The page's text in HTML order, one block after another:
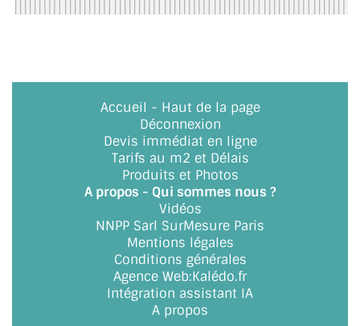
SYSTÈMES PIVOTANTS
SYSTÈMES COULISSANTS
LE CATALOGUE ACCESSOIRES
(STROMBINOSCOPE)
ACCESSOIRES EN PROMOTIONS
EXEMPLES, RÉALISATIONS, INSPIRATIONS
NUANCIER RAL
COMMENT COUPER DU VERRE ?
Accueil - Haut de la page
Déconnexion
Devis immédiat en ligne
Tarifs au m2 et Délais
Produits et Photos
A propos - Qui sommes nous ?
Vidéos
NNPP Sarl SurMesure Paris
Mentions légales
Conditions générales
Agence Web:Kalédo.fr
Intégration assistant IA
A propos